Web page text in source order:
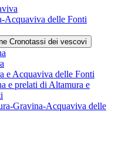
Acquaviva delle Fonti
Cronotassi dei vescovi
e Acquaviva delle Fonti
e prelati di Altamura e
Gravina-Acquaviva delle